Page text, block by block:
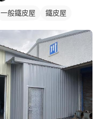
一般鐵皮屋
鐵皮屋